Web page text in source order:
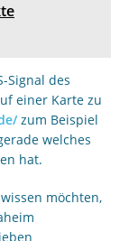
Signal des
einer Karte zu
zum Beispiel
welches
hat.
möchten,